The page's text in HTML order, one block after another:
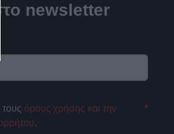
newsletter
όρους χρήσης και την
.
*